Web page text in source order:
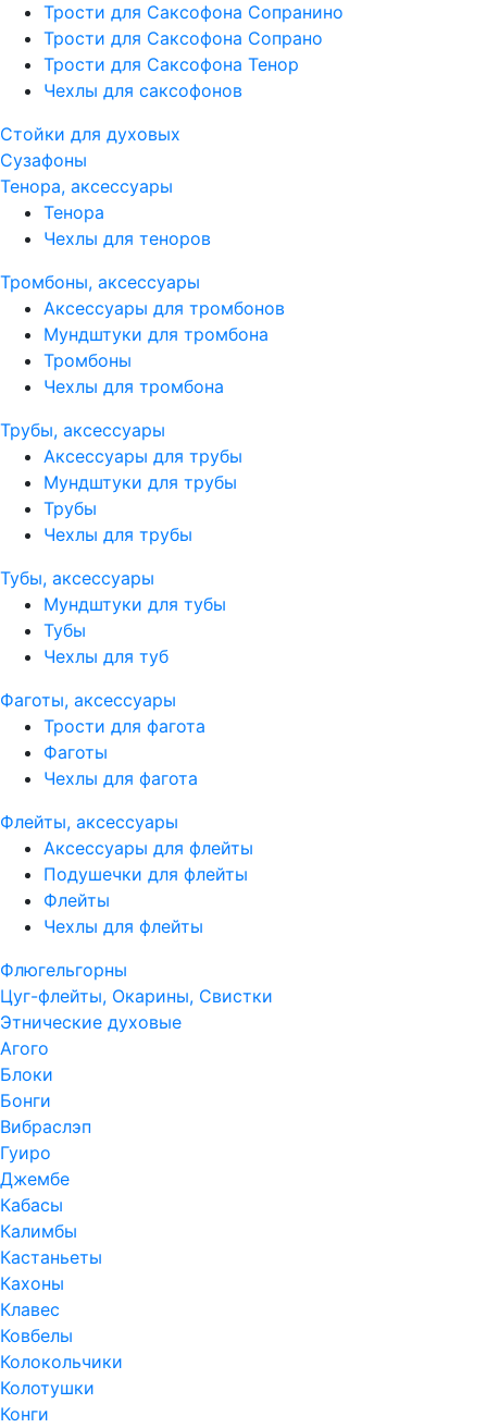
Трости для Саксофона Сопранино
Трости для Саксофона Сопрано
Трости для Саксофона Тенор
Чехлы для саксофонов
Стойки для духовых
Сузафоны
Тенора, аксессуары
Тенора
Чехлы для теноров
Тромбоны, аксессуары
Аксессуары для тромбонов
Мундштуки для тромбона
Тромбоны
Чехлы для тромбона
Трубы, аксессуары
Аксессуары для трубы
Мундштуки для трубы
Трубы
Чехлы для трубы
Тубы, аксессуары
Мундштуки для тубы
Тубы
Чехлы для туб
Фаготы, аксессуары
Трости для фагота
Фаготы
Чехлы для фагота
Флейты, аксессуары
Аксессуары для флейты
Подушечки для флейты
Флейты
Чехлы для флейты
Флюгельгорны
Цуг-флейты, Окарины, Свистки
Этнические духовые
Агого
Блоки
Бонги
Вибраслэп
Гуиро
Джембе
Кабасы
Калимбы
Кастаньеты
Кахоны
Клавес
Ковбелы
Колокольчики
Колотушки
Конги